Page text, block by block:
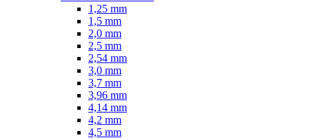
1,25 mm
1,5 mm
2,0 mm
2,5 mm
2,54 mm
3,0 mm
3,7 mm
3,96 mm
4,14 mm
4,2 mm
4,5 mm